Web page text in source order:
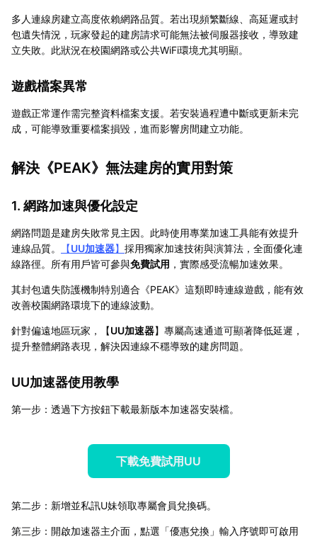
多人連線房建立高度依賴網路品質。若出現頻繁斷線、高延遲或封
包遺失情況，玩家發起的建房請求可能無法被伺服器接收，導致建
立失敗。此狀況在校園網路或公共WiFi環境尤其明顯。
遊戲檔案異常
遊戲正常運作需完整資料檔案支援。若安裝過程遭中斷或更新未完
成，可能導致重要檔案損毀，進而影響房間建立功能。
解決《PEAK》無法建房的實用對策
1. 網路加速與優化設定
網路問題是建房失敗常見主因。此時使用專業加速工具能有效提升
連線品質。
【UU加速器】 採用獨家加速技術與演算法，全面優化連
線路徑。所有用戶皆可參與免費試用 ，實際感受流暢加速效果。
其封包遺失防護機制特別適合《PEAK》這類即時連線遊戲，能有效
改善校園網路環境下的連線波動。
針對偏遠地區玩家，【UU加速器】專屬高速通道可顯著降低延遲，
提升整體網路表現，解決因連線不穩導致的建房問題。
UU加速器使用教學
第一步：透過下方按鈕下載最新版本加速器安裝檔。
下載免費試用UU
第二步：新增並私訊U妹領取專屬會員兌換碼。
第三步：開啟加速器主介面，點選「優惠兌換」輸入序號即可啟用